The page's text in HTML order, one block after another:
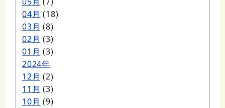
04月 (18)
03月 (8)
02月 (3)
01月 (3)
2024年
12月 (2)
11月 (3)
10月 (9)